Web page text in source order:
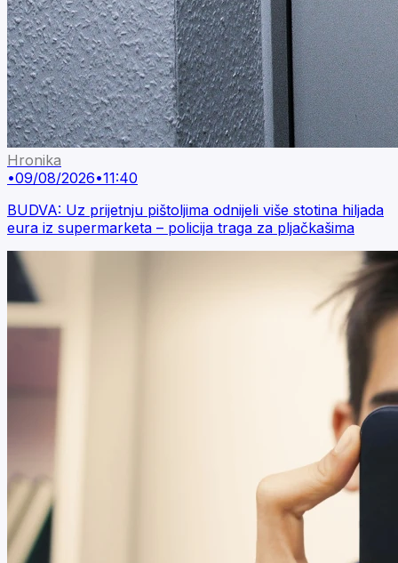
Hronika
•09/08/2026•11:40
BUDVA: Uz prijetnju pištoljima odnijeli više stotina hiljada
eura iz supermarketa – policija traga za pljačkašima